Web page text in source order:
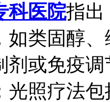
科医院指出
如类固醇
剂或免疫
光照疗法